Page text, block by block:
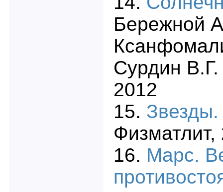
Бережной
Сурдин
2012
15.
Физматлит,
16. Марс.